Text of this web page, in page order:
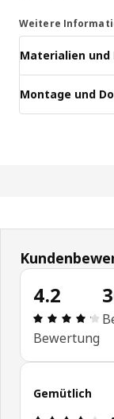
Weitere
Materialien und
Montage und
4.2
Bewertung
Gemütlich